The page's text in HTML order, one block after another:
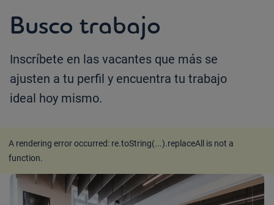
Busco trabajo
Inscríbete en las vacantes que más se
ajusten a tu perfil y encuentra tu trabajo
ideal hoy mismo.
A rendering error occurred: re.toString(...).replaceAll is not a
function.